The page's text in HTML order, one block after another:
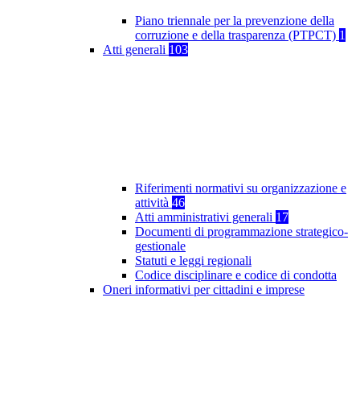
Piano triennale per la prevenzione della
corruzione e della trasparenza (PTPCT) 1
Atti generali 103
Riferimenti normativi su organizzazione e
attività 46
Atti amministrativi generali 17
Documenti di programmazione strategico-
gestionale
Statuti e leggi regionali
Codice disciplinare e codice di condotta
Oneri informativi per cittadini e imprese